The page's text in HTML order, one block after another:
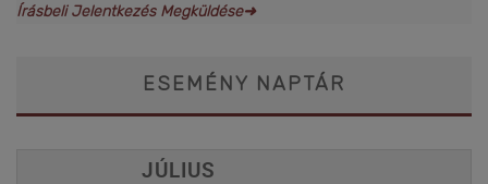
Írásbeli Jelentkezés Megküldése➜
ESEMÉNY NAPTÁR